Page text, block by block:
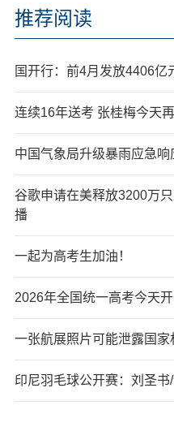
推荐阅读
国开行：前4月发放4406亿
连续16年送考 张桂梅今天
中国气象局升级暴雨应急响
谷歌申请在美释放3200万
播
一起为高考生加油！
2026年全国统一高考今天
一张航展照片可能泄露国
印尼羽毛球公开赛：刘圣书